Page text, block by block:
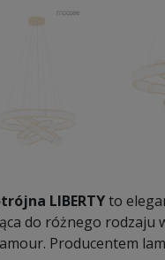
LIBERTYto
do różnego rodzaju
Producentem